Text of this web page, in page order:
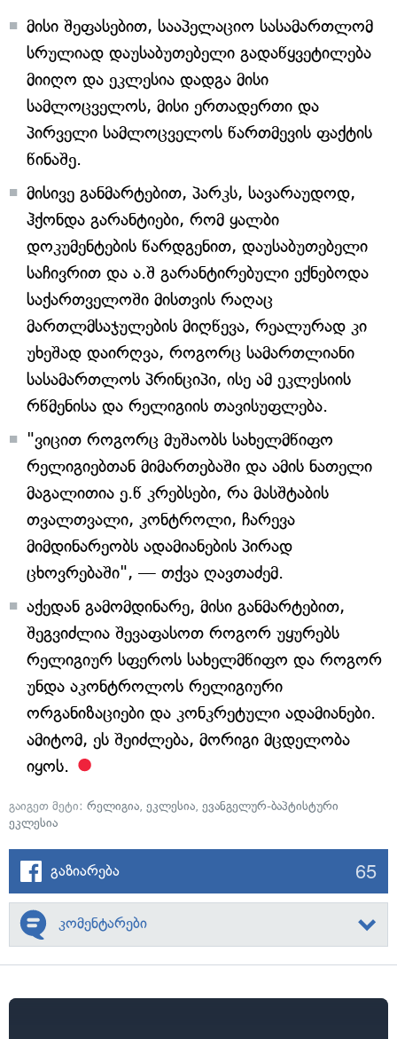
მისი შეფასებით, სააპელაციო სასამართლომ
სრულიად დაუსაბუთებელი გადაწყვეტილება
მიიღო და ეკლესია დადგა მისი
სამლოცველოს, მისი ერთადერთი და
პირველი სამლოცველოს წართმევის ფაქტის
წინაშე.
მისივე განმარტებით, პარკს, სავარაუდოდ,
ჰქონდა გარანტიები, რომ ყალბი
დოკუმენტების წარდგენით, დაუსაბუთებელი
საჩივრით და ა.შ გარანტირებული ექნებოდა
საქართველოში მისთვის რაღაც
მართლმსაჯულების მიღწევა, რეალურად კი
უხეშად დაირღვა, როგორც სამართლიანი
სასამართლოს პრინციპი, ისე ამ ეკლესიის
რწმენისა და რელიგიის თავისუფლება.
"ვიცით როგორც მუშაობს სახელმწიფო
რელიგიებთან მიმართებაში და ამის ნათელი
მაგალითია ე.წ კრებსები, რა მასშტაბის
თვალთვალი, კონტროლი, ჩარევა
მიმდინარეობს ადამიანების პირად
ცხოვრებაში", — თქვა ღავთაძემ.
აქედან გამომდინარე, მისი განმარტებით,
შეგვიძლია შევაფასოთ როგორ უყურებს
რელიგიურ სფეროს სახელმწიფო და როგორ
უნდა აკონტროლოს რელიგიური
ორგანიზაციები და კონკრეტული ადამიანები.
ამიტომ, ეს შეიძლება, მორიგი მცდელობა
იყოს.
გაიგეთ მეტი: რელიგია, ეკლესია, ევანგელურ-ბაპტისტური
ეკლესია
გაზიარება 65
კომენტარები